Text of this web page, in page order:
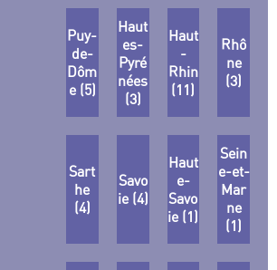
Puy-
de-
Dôm
e (5)
Haut
es-
Pyré
nées
(3)
Haut
-
Rhin
(11)
Rhô
ne
(3)
Sart
he
(4)
Savo
ie (4)
Haut
e-
Savo
ie (1)
Sein
e-et-
Mar
ne
(1)